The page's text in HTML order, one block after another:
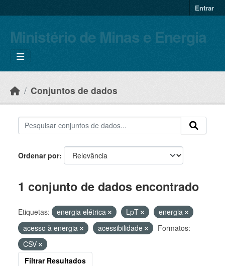
Entrar
Ministério de Minas e Energia
Conjuntos de dados
Ordenar por
1 conjunto de dados encontrado
Etiquetas: energia elétrica LpT
energia
acesso à energia
acessibilidade
Formatos:
CSV
Filtrar Resultados